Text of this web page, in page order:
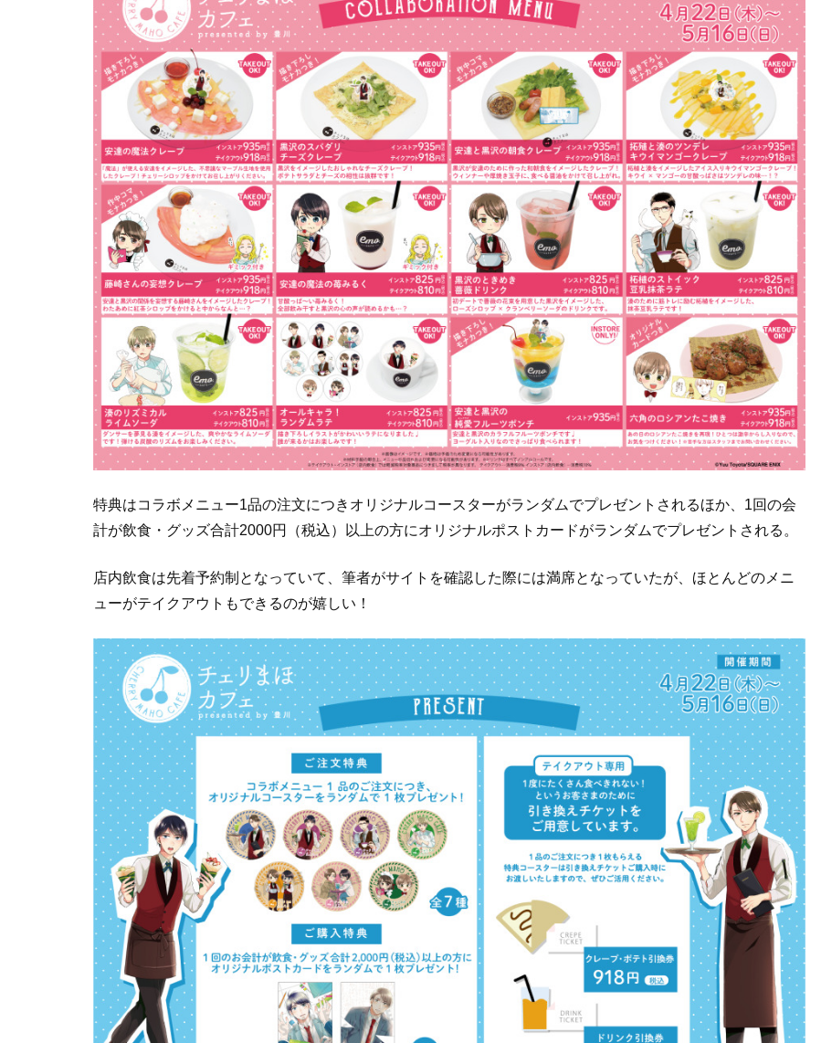
特典はコラボメニュー1品の注文につきオリジナルコースターがランダムでプレゼントされるほか、1回の会
計が飲食・グッズ合計2000円（税込）以上の方にオリジナルポストカードがランダムでプレゼントされる。
店内飲食は先着予約制となっていて、筆者がサイトを確認した際には満席となっていたが、ほとんどのメニ
ューがテイクアウトもできるのが嬉しい！